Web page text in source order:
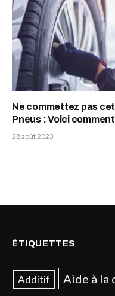
Ne commettez pas
Pneus : Voici
28 août 2023
ÉTIQUETTES
Additif Aide à la